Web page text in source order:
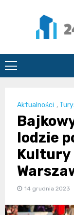
Aktualności ,
lodzie
Kultury
14 grudnia 2023